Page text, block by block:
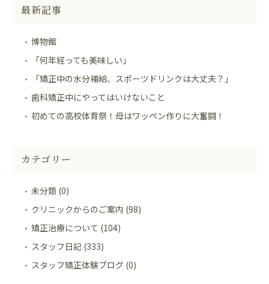
最新記事
博物館
「何年経っても美味しい」
「矯正中の水分補給、スポーツドリンクは大丈夫？」
歯科矯正中にやってはいけないこと
初めての高校体育祭！母はワッペン作りに大奮闘！
カテゴリー
未分類 (0)
クリニックからのご案内 (98)
矯正治療について (104)
スタッフ日記 (333)
スタッフ矯正体験ブログ (0)